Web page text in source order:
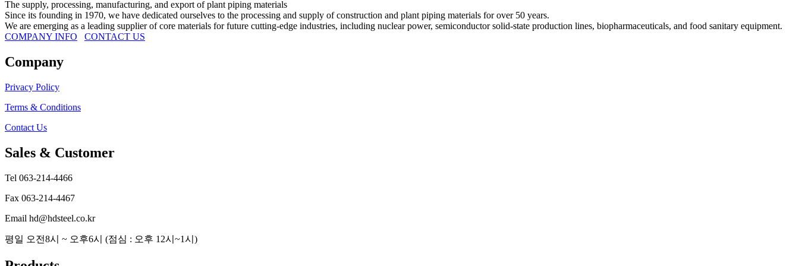
The supply, processing, manufacturing, and export of plant piping materials
Since its founding in 1970, we have dedicated ourselves to the processing and supply of construction and plant piping materials for over 50 years.
We are emerging as a leading supplier of core materials for future cutting-edge industries, including nuclear power, semiconductor solid-state production lines, biopharmaceuticals, and food sanitary equipment.
COMPANY INFO
CONTACT US
Company
Privacy Policy
Terms & Conditions
Contact Us
Sales & Customer
Tel 063-214-4466
Fax 063-214-4467
Email hd@hdsteel.co.kr
평일 오전8시 ~ 오후6시 (점심 : 오후 12시~1시)